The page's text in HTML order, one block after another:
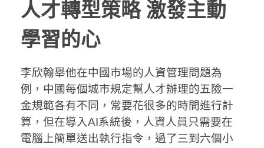
人才轉型策略 激發主動
學習的心
李欣翰舉他在中國市場的人資管理問題為
例，中國每個城市規定幫人才辦理的五險一
金規範各有不同，常要花很多的時間進行計
算，但在導入AI系統後，人資人員只需要在
電腦上簡單送出執行指令，過了三到六個小